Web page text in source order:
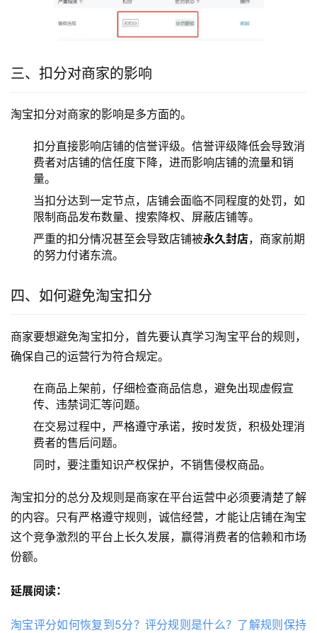
三、扣分对商家的影响
淘宝扣分对商家的影响是多方面的。
扣分直接影响店铺的信誉评级。信誉评级降低会导致消
费者对店铺的信任度下降，进而影响店铺的流量和销
量。
当扣分达到一定节点，店铺会面临不同程度的处罚，如
限制商品发布数量、搜索降权、屏蔽店铺等。
严重的扣分情况甚至会导致店铺被永久封店，商家前期
的努力付诸东流。
四、如何避免淘宝扣分
商家要想避免淘宝扣分，首先要认真学习淘宝平台的规则，
确保自己的运营行为符合规定。
在商品上架前，仔细检查商品信息，避免出现虚假宣
传、违禁词汇等问题。
在交易过程中，严格遵守承诺，按时发货，积极处理消
费者的售后问题。
同时，要注重知识产权保护，不销售侵权商品。
淘宝扣分的总分及规则是商家在平台运营中必须要清楚了解
的内容。只有严格遵守规则，诚信经营，才能让店铺在淘宝
这个竞争激烈的平台上长久发展，赢得消费者的信赖和市场
份额。
延展阅读：
淘宝评分如何恢复到5分？评分规则是什么？了解规则保持